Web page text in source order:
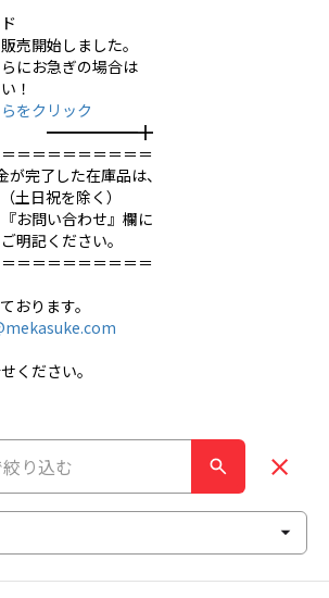
売開始しました。
にお急ぎの場合は
！
をクリック
＝＝＝＝＝＝＝＝＝
完了した在庫品は、
土日祝を除く）
お問い合わせ』欄に
明記ください。
＝＝＝＝＝＝＝＝＝
おります。
ください。